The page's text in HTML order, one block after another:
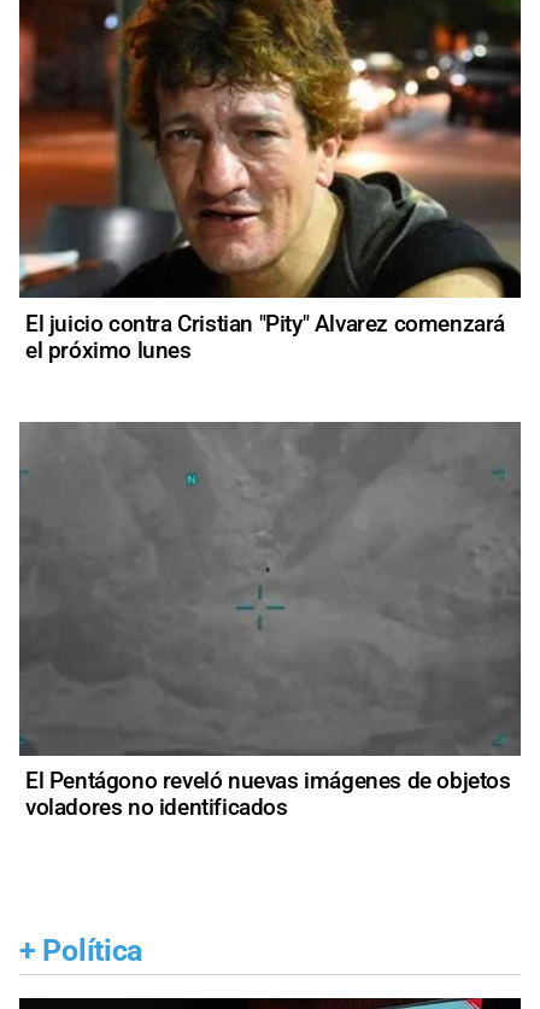
El juicio contra Cristian "Pity" Alvarez comenzará
el próximo lunes
El Pentágono reveló nuevas imágenes de objetos
voladores no identificados
+ Política